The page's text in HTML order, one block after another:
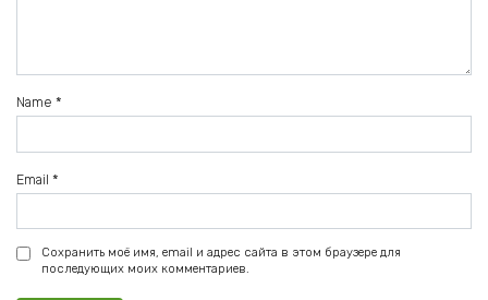
Name *
Email *
Сохранить моё имя, email и адрес сайта в этом браузере для
последующих моих комментариев.